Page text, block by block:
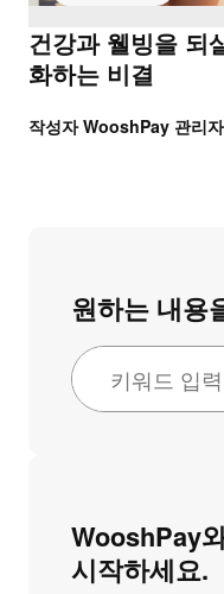
건강과 웰빙을 되
화하는 비결
작성자 WooshPay 관리자
원하는 내용
WooshPay
시작하세요.